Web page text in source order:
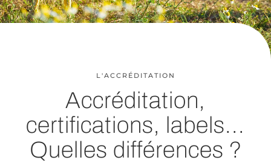
L'ACCRÉDITATION
Accréditation,
certifications, labels...
Quelles différences ?